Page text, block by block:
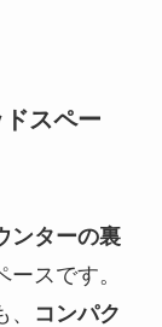
スペー
ンターの裏
スです。
コンパク